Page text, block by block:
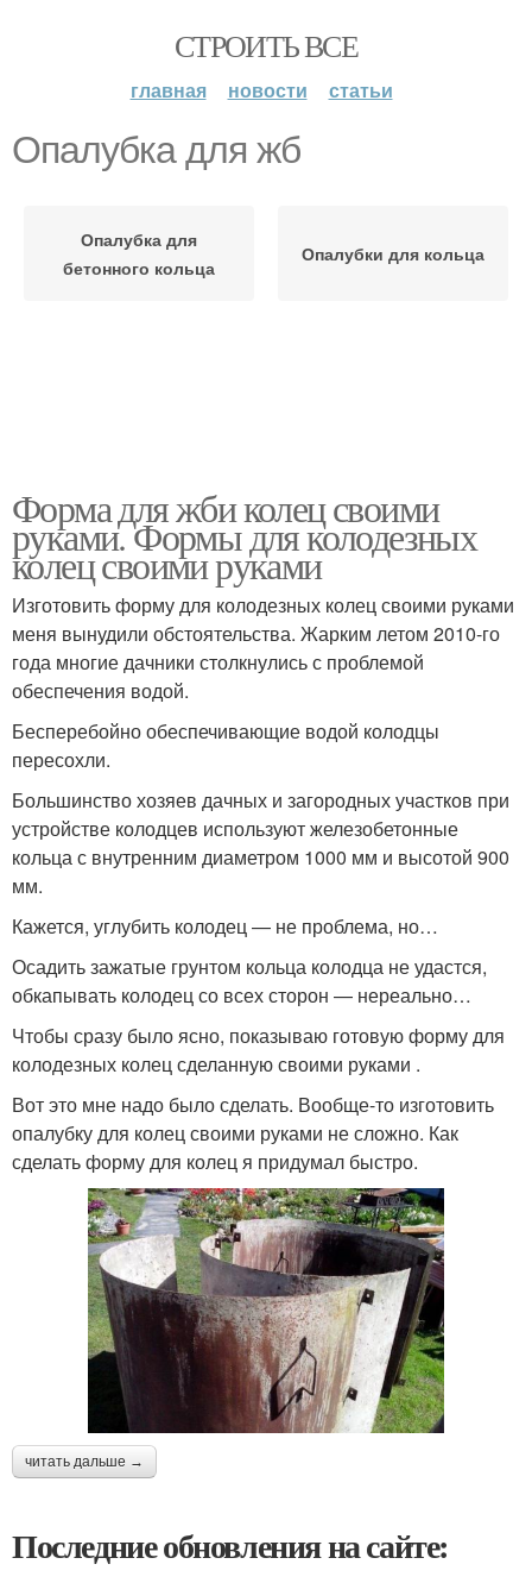
СТРОИТЬ ВСЕ
главная новости статьи
Опалубка для жб
Опалубка для
бетонного кольца
Опалубки для кольца
Форма для жби колец своими
руками. Формы для колодезных
колец своими руками
Изготовить форму для колодезных колец своими руками
меня вынудили обстоятельства. Жарким летом 2010-го
года многие дачники столкнулись с проблемой
обеспечения водой.
Бесперебойно обеспечивающие водой колодцы
пересохли.
Большинство хозяев дачных и загородных участков при
устройстве колодцев используют железобетонные
кольца с внутренним диаметром 1000 мм и высотой 900
мм.
Кажется, углубить колодец — не проблема, но…
Осадить зажатые грунтом кольца колодца не удастся,
обкапывать колодец со всех сторон — нереально…
Чтобы сразу было ясно, показываю готовую форму для
колодезных колец сделанную своими руками .
Вот это мне надо было сделать. Вообще-то изготовить
опалубку для колец своими руками не сложно. Как
сделать форму для колец я придумал быстро.
читать дальше →
Последние обновления на сайте: